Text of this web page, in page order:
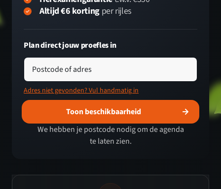
Altijd €6 kortingper rijles
Plan direct jouw proefles in
Postcode of adres
Adres niet gevonden? Vul handmatig in
Toon beschikbaarheid
We hebben je postcode nodig om de agenda
te laten zien.